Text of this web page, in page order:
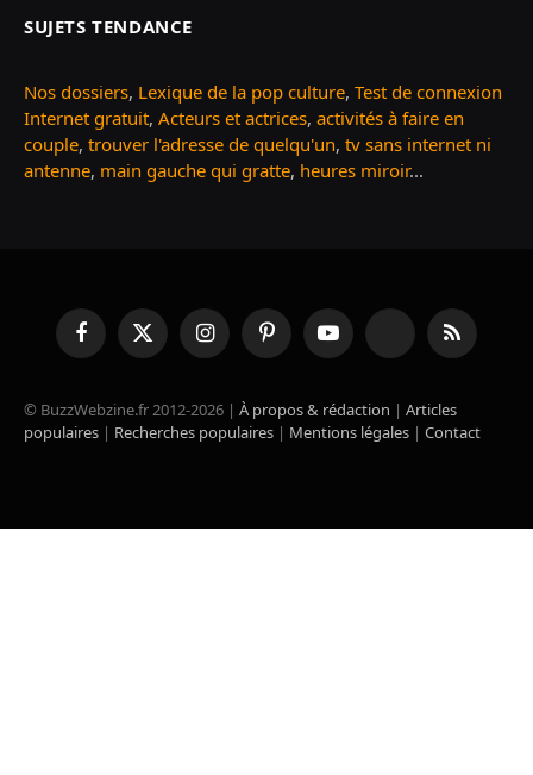
SUJETS TENDANCE
Nos dossiers, Lexique de la pop culture, Test de connexion
Internet gratuit, Acteurs et actrices, activités à faire en
couple, trouver l'adresse de quelqu'un, tv sans internet ni
antenne, main gauche qui gratte, heures miroir...
FacebookX
(Twitter)
InstagramPinterestYouTube TikTok RSS
© BuzzWebzine.fr 2012-2026 | À propos & rédaction | Articles
populaires | Recherches populaires | Mentions légales | Contact